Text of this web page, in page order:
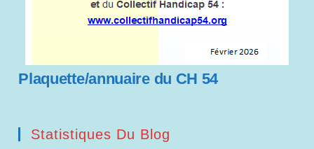
Plaquette/annuaire du CH 54
Statistiques Du Blog